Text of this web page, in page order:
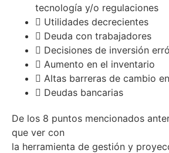
tecnología y/o regulaciones
Utilidades decrecientes
Deuda con trabajadores
Decisiones de inversión
Aumento en el inventario
Altas barreras de cambio
Deudas bancarias
De los 8 puntos mencionados
que ver con
la herramienta de gestión y